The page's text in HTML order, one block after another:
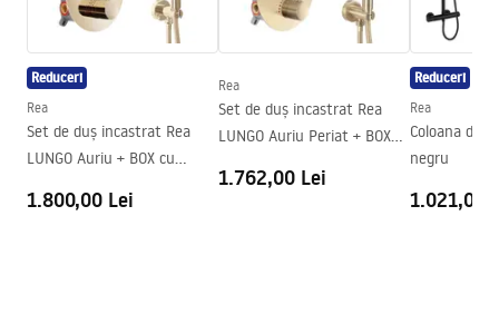
Seria
Aero
Inaltime (mm)
1950mm
Directie cabina
Garantie
24 luni
Reduceri
Rea
Set de duș incastrat Rea
LUNGO Auriu + BOX cu
1.800,00 Lei
Rea
Set de duș incastrat Rea
LUNGO Auriu Periat + BOX
1.762,00 Lei
Reduceri
Rea
Coloana de
negru
1.021,00